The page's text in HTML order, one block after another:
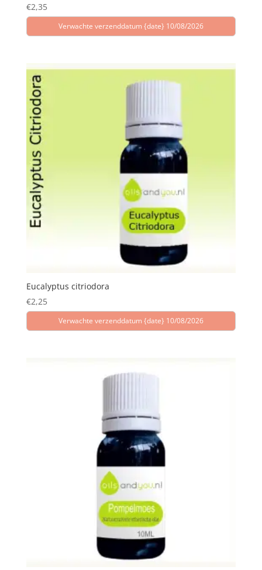
€2,35
Verwachte verzenddatum {date} 10/08/2026
Eucalyptus citriodora
€2,25
Verwachte verzenddatum {date} 10/08/2026